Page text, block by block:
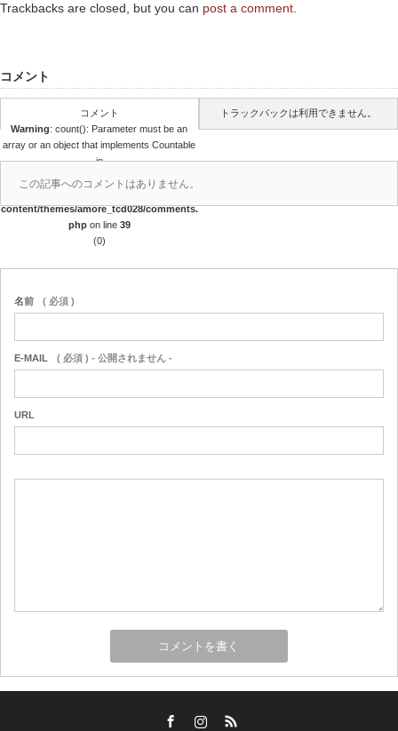
Trackbacks are closed, but you can post a comment.
コメント
コメント
Warning: count(): Parameter must be an
array or an object that implements Countable
in
/home/xhiro25/harrysjunction.com/public
content/themes/amore_tcd028/comments.
php on line 39
(0)
トラックバックは利用できません。
この記事へのコメントはありません。
名前 ( 必須 )
E-MAIL ( 必須 ) - 公開されません -
URL